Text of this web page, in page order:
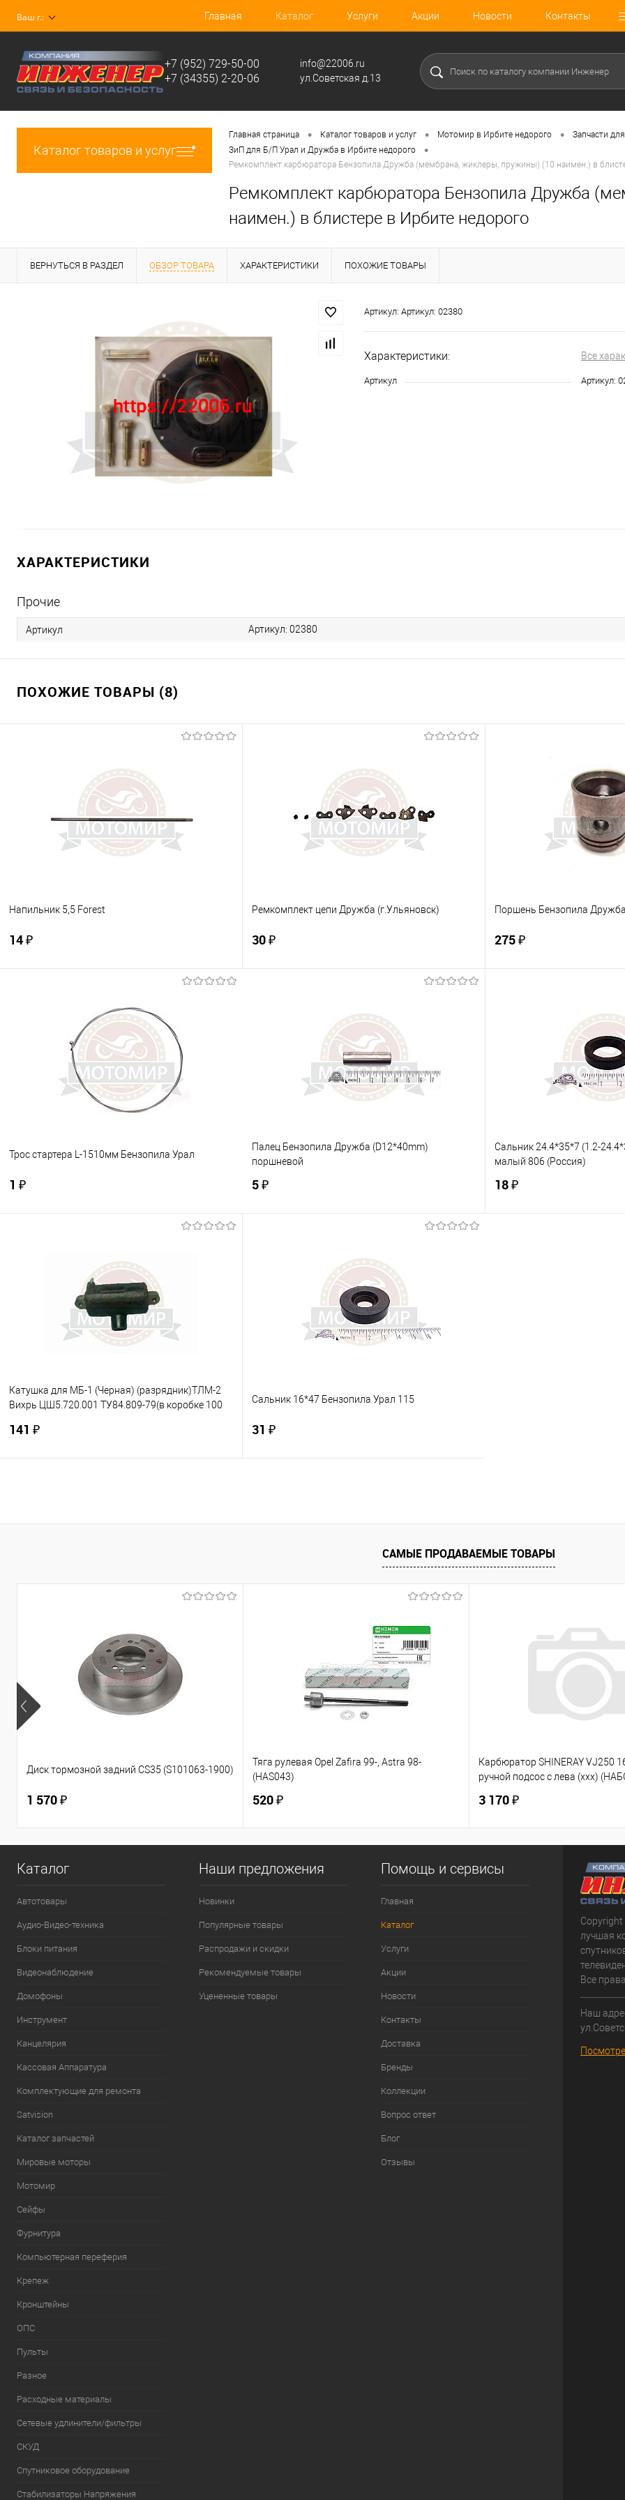
Ваш г.: Главная Каталог Услуги Акции Новости Контакты
+7 (952) 729-50-00
+7 (34355) 2-20-06
info@22006.ru
ул.Советская д.13
Каталог товаров и услуг
Главная страница • Каталог товаров и услуг • Мотомир в Ирбите недорого • Запчасти
ЗиП для Б/П Урал и Дружба в Ирбите недорого •
Ремкомплект карбюратора Бензопила Дружба (мембрана, жиклеры, пружины) (10 наимен.) в
Ремкомплект карбюратора Бензопила Дружба
наимен.) в блистере в Ирбите недорого
ВЕРНУТЬСЯ В РАЗДЕЛ ОБЗОР ТОВАРА ХАРАКТЕРИСТИКИ ПОХОЖИЕ ТОВАРЫ
Артикул: Артикул: 02380
Характеристики: Все
Артикул Артикул:
ХАРАКТЕРИСТИКИ
Прочие
Артикул Артикул: 02380
ПОХОЖИЕ ТОВАРЫ (8)
Напильник 5,5 Forest
14 ₽
Купить в 1 клик
К сравнению
В избранное
В наличии
Ремкомплект цепи Дружба (г.Ульяновск)
30 ₽
Купить в 1 клик
К сравнению
В наличии
Поршень Бензопила
275 ₽
Купить в 1 клик
Трос стартера L-1510мм Бензопила Урал
1 ₽
Купить в 1 клик
К сравнению
В наличии
Палец Бензопила Дружба (D12*40mm)
поршневой
5 ₽
Купить в 1 клик
К сравнению
В наличии
Сальник 24.4*35*7 (1.2-
малый 806 (Россия)
18 ₽
Катушка для МБ-1 (Черная) (разрядник)ТЛМ-2
Вихрь ЦШ5.720.001 ТУ84.809-79(в коробке 100
141 ₽
Купить в 1 клик
К сравнению
Сальник 16*47 Бензопила Урал 115
31 ₽
Купить в 1 клик
К сравнению
В наличии
САМЫЕ ПРОДАВАЕМЫЕ ТОВАРЫ
Диск тормозной задний CS35 (S101063-1900)
1 570 ₽
Тяга рулевая Opel Zafira 99-, Astra 98-
(HAS043)
520 ₽
Карбюратор SHINERAY VJ250
ручной подсос с лева (ххх)
3 170 ₽
Каталог
Автотовары
Аудио-Видео-техника
Блоки питания
Видеонаблюдение
Домофоны
Инструмент
Канцелярия
Кассовая Аппаратура
Комплектующие для ремонта
Satvision
Каталог запчастей
Мировые моторы
Мотомир
Сейфы
Фурнитура
Компьютерная переферия
Крепеж
Кронштейны
ОПС
Пульты
Разное
Расходные материалы
Сетевые удлинители/фильтры
СКУД
Спутниковое оборудование
Стабилизаторы Напряжения
Наши предложения
Новинки
Популярные товары
Распродажи и скидки
Рекомендуемые товары
Уцененные товары
Помощь и сервисы
Главная
Каталог
Услуги
Акции
Новости
Контакты
Доставка
Бренды
Коллекции
Вопрос ответ
Блог
Отзывы
лучшая
Все
Наш